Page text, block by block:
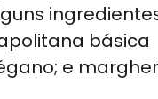
básica
e